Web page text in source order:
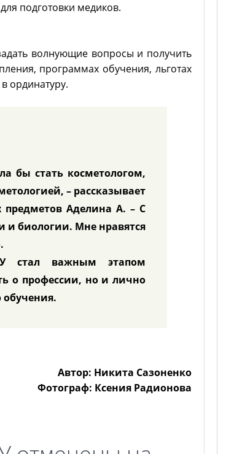
подготовки медиков.
волнующие вопросы и получить
программах обучения, льготах
ординатуру.
бы стать косметологом,
– рассказывает
Аделина А. – С
и биологии. Мне нравятся
стал важным этапом
о профессии, но и лично
обучения.
Автор: Никита Сазоненко
Фотограф: Ксения Радионова